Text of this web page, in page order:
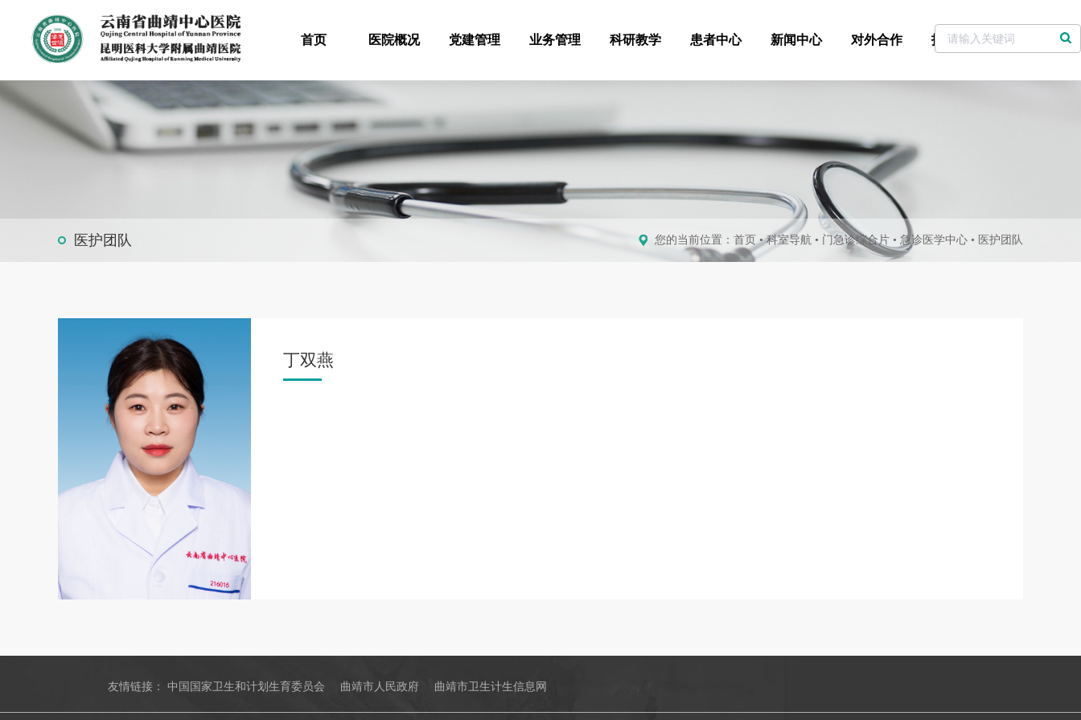
首页 医院概况 党建管理 业务管理 科研教学 患者中心 新闻中心 对外合作 招标采购 党委书记信箱
医护团队 您的当前位置： 首页 •科室导航 • 门急诊综合片 • 急诊医学中心 • 医护团队
丁双燕
友情链接：中国国家卫生和计划生育委员会 曲靖市人民政府 曲靖市卫生计生信息网